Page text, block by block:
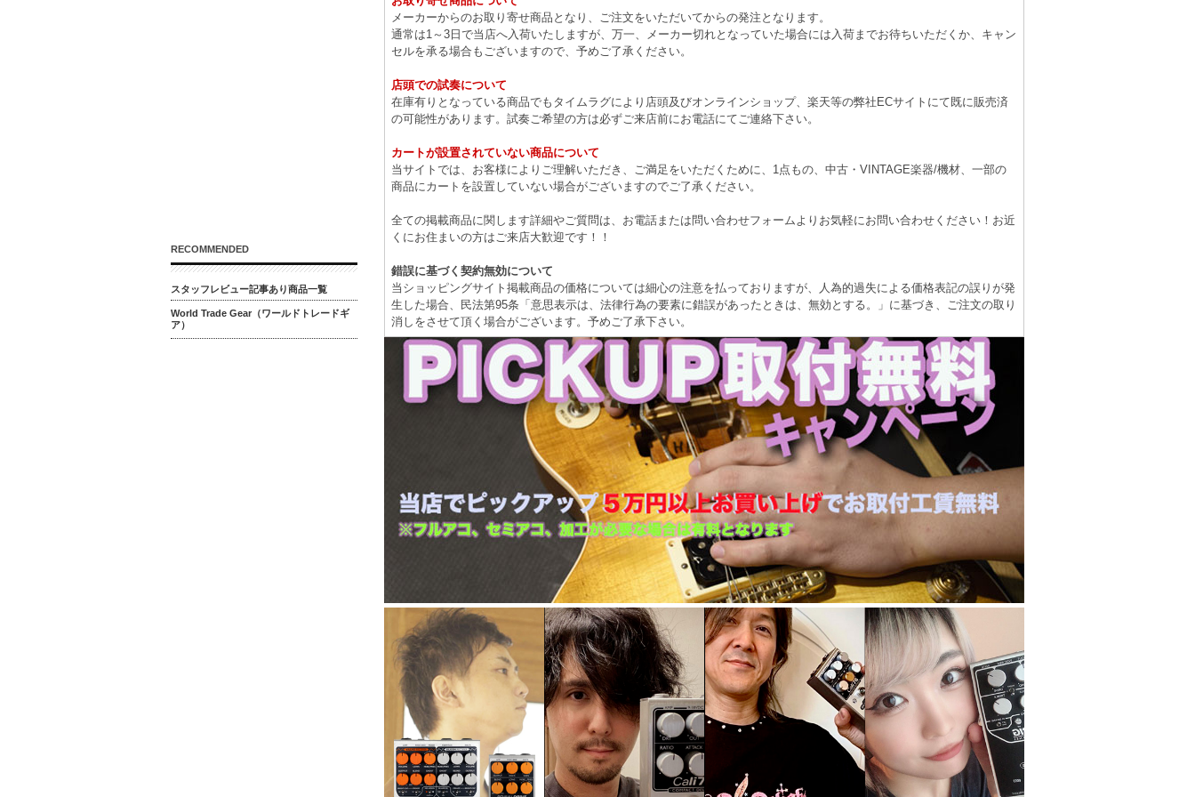
メーカーからのお取り寄せ商品となり、ご注文をいただいてからの発注となります。
通常は1～3日で当店へ入荷いたしますが、万一、メーカー切れとなっていた場合には入荷までお待ちいただくか、キャン
セルを承る場合もございますので、予めご了承ください。
店頭での試奏について
在庫有りとなっている商品でもタイムラグにより店頭及びオンラインショップ、楽天等の弊社ECサイトにて既に販売済
の可能性があります。試奏ご希望の方は必ずご来店前にお電話にてご連絡下さい。
カートが設置されていない商品について
当サイトでは、お客様によりご理解いただき、ご満足をいただくために、1点もの、中古・VINTAGE楽器/機材、一部の
商品にカートを設置していない場合がございますのでご了承ください。
全ての掲載商品に関します詳細やご質問は、お電話または問い合わせフォームよりお気軽にお問い合わせください！お近
くにお住まいの方はご来店大歓迎です！！
錯誤に基づく契約無効について
当ショッピングサイト掲載商品の価格については細心の注意を払っておりますが、人為的過失による価格表記の誤りが発
生した場合、民法第95条「意思表示は、法律行為の要素に錯誤があったときは、無効とする。」に基づき、ご注文の取り
消しをさせて頂く場合がございます。予めご了承下さい。
RECOMMENDED
スタッフレビュー記事あり商品一覧
World Trade Gear（ワールドトレードギ
ア）